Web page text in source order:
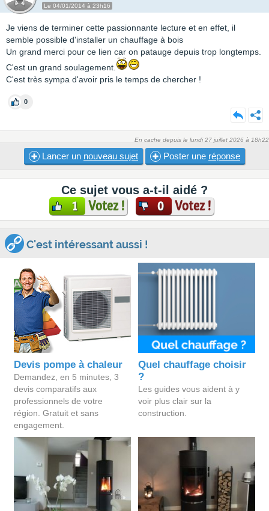
Le 04/01/2014 à 23h16
Je viens de terminer cette passionnante lecture et en effet, il
semble possible d'installer un chauffage à bois
Un grand merci pour ce lien car on patauge depuis trop longtemps.
C'est un grand soulagement.
C'est très sympa d'avoir pris le temps de chercher !
0
En cache depuis le lundi 27 juillet 2026 à 18h22
Lancer un nouveau sujet Poster une réponse
Ce sujet vous a-t-il aidé ?
1 Votez ! 0 Votez !
C'est intéressant aussi !
Devis pompe à chaleur
Demandez, en 5 minutes, 3
devis comparatifs aux
professionnels de votre
région. Gratuit et sans
engagement.
Quel chauffage choisir
?
Les guides vous aident à y
voir plus clair sur la
construction.